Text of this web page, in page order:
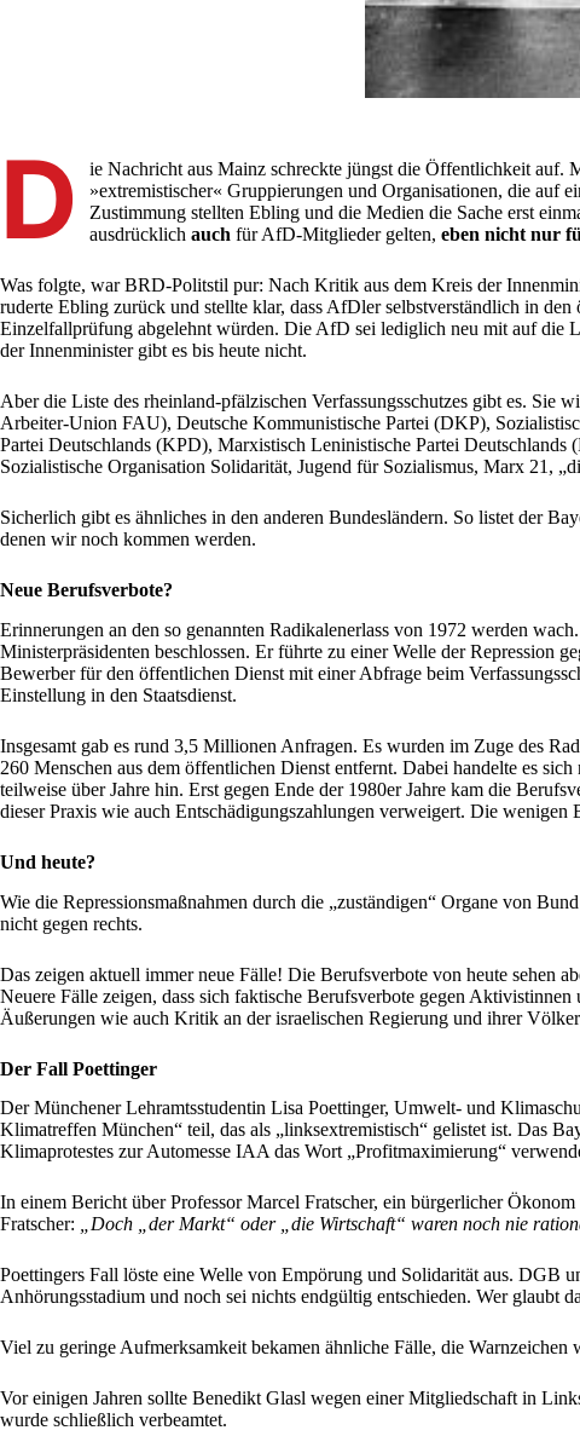
D
ie Nachricht aus Mainz schreckte jüngst die Öffentlichkeit auf.
»extremistischer« Gruppierungen und Organisationen, die auf
Zustimmung stellten Ebling und die Medien die Sache erst
ausdrücklich auch für AfD-Mitglieder gelten, eben nicht nur
Was folgte, war BRD-Politstil pur: Nach Kritik aus dem Kreis der
ruderte Ebling zurück und stellte klar, dass AfDler selbstverständlich in
Einzelfallprüfung abgelehnt würden. Die AfD sei lediglich neu mit auf die
der Innenminister gibt es bis heute nicht.
Aber die Liste des rheinland-pfälzischen Verfassungsschutzes gibt es.
Arbeiter-Union FAU), Deutsche Kommunistische Partei (DKP),
Partei Deutschlands (KPD), Marxistisch Leninistische Partei
Sozialistische Organisation Solidarität, Jugend für Sozialismus, Marx 21,
Sicherlich gibt es ähnliches in den anderen Bundesländern. So listet der
denen wir noch kommen werden.
Neue Berufsverbote?
Erinnerungen an den so genannten Radikalenerlass von 1972 werden
Ministerpräsidenten beschlossen. Er führte zu einer Welle der Repression
Bewerber für den öffentlichen Dienst mit einer Abfrage beim
Einstellung in den Staatsdienst.
Insgesamt gab es rund 3,5 Millionen Anfragen. Es wurden im Zuge des
260 Menschen aus dem öffentlichen Dienst entfernt. Dabei handelte es
teilweise über Jahre hin. Erst gegen Ende der 1980er Jahre kam die
dieser Praxis wie auch Entschädigungszahlungen verweigert. Die
Und heute?
Wie die Repressionsmaßnahmen durch die „zuständigen“ Organe von
nicht gegen rechts.
Das zeigen aktuell immer neue Fälle! Die Berufsverbote von heute sehen
Neuere Fälle zeigen, dass sich faktische Berufsverbote gegen
Äußerungen wie auch Kritik an der israelischen Regierung und ihrer
Der Fall Poettinger
Der Münchener Lehramtsstudentin Lisa Poettinger, Umwelt- und
Klimatreffen München“ teil, das als „linksextremistisch“ gelistet ist. Das
Klimaprotestes zur Automesse IAA das Wort „Profitmaximierung“
In einem Bericht über Professor Marcel Fratscher, ein bürgerlicher
Fratscher:
„Doch „der Markt“ oder „die Wirtschaft“ waren noch nie
Poettingers Fall löste eine Welle von Empörung und Solidarität aus. DGB
Anhörungsstadium und noch sei nichts endgültig entschieden. Wer glaubt
Viel zu geringe Aufmerksamkeit bekamen ähnliche Fälle, die Warnzeichen
Vor einigen Jahren sollte Benedikt Glasl wegen einer Mitgliedschaft in
wurde schließlich verbeamtet.